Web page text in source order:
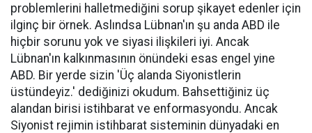
problemlerini halletmediğini sorup şikayet edenler için
ilginç bir örnek. Aslındsa Lübnan'ın şu anda ABD ile
hiçbir sorunu yok ve siyasi ilişkileri iyi. Ancak
Lübnan'ın kalkınmasının önündeki esas engel yine
ABD. Bir yerde sizin 'Üç alanda Siyonistlerin
üstündeyiz.' dediğinizi okudum. Bahsettiğiniz üç
alandan birisi istihbarat ve enformasyondu. Ancak
Siyonist rejimin istihbarat sisteminin dünyadaki en